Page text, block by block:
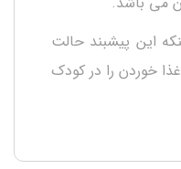
این پیشبند حالت
خوردن را در کودک